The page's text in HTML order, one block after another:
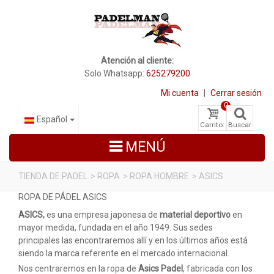
Atención al cliente:
Solo Whatsapp: 625279200
Mi cuenta Cerrar sesión
Carrito:
0
Buscar
Español
MENÚ
PALAS DE PADEL
ZAPATILLAS DE PADEL
PALETEROS
TIENDA DE PADEL > ROPA > ROPA HOMBRE > ASICS
ROPA DE PÁDEL ASICS
ASICS,es una empresa japonesa de material deportivoen
mayor medida, fundada en el año 1949. Sus sedes
principales las encontraremos allí y en los últimos años está
siendo la marca referente en el mercado internacional.
Nos centraremos en la ropa de Asics Padel, fabricada con los